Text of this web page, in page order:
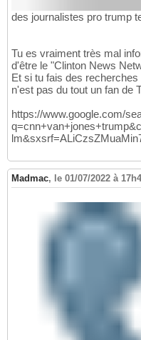
des journalistes pro trump
Tu es vraiment très mal
d'être le "Clinton News
Et si tu fais des
n'est pas du tout un fan de
https://www.google.com/
Madmac, le 01/07/2022 à